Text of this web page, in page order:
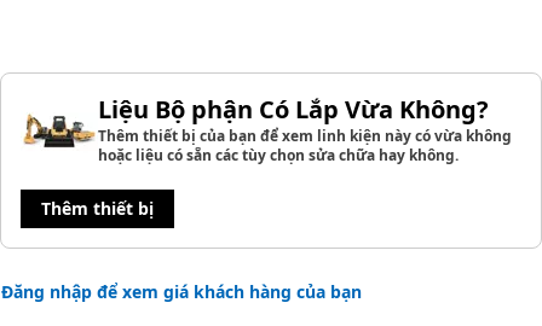
Liệu Bộ phận Có Lắp Vừa Không?
Thêm thiết bị của bạn để xem linh kiện này có vừa không
hoặc liệu có sẵn các tùy chọn sửa chữa hay không.
Thêm thiết bị
Đăng nhập để xem giá khách hàng của bạn